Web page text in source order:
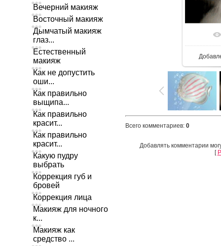
Вечерний макияж
Восточный макияж
Дымчатый макияж
глаз...
Естественный
макияж
Как не допустить
оши...
Как правильно
выщипа...
Как правильно
красит...
Как правильно
красит...
Какую пудру
выбрать
Коррекция губ и
бровей
Коррекция лица
Макияж для ночного
к...
Макияж как
средство ...
Всего комментариев: 0
Добавлять комментарии
[